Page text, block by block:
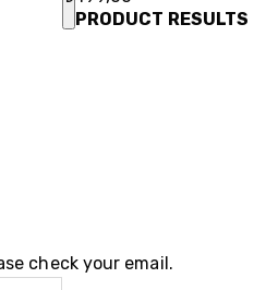
PRODUCT RESULTS
check your email.